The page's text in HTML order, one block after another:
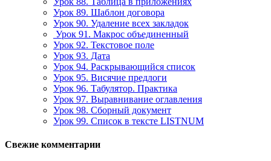
Урок 89. Шаблон договора
Урок 90. Удаление всех закладок
Урок 91. Макрос объединенный
Урок 92. Текстовое поле
Урок 93. Дата
Урок 94. Раскрывающийся список
Урок 95. Висячие предлоги
Урок 96. Табулятор. Практика
Урок 97. Выравнивание оглавления
Урок 98. Сборный документ
Урок 99. Список в тексте LISTNUM
Свежие комментарии